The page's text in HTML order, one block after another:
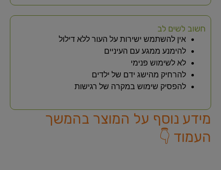
חשוב לשים לב
אין להשתמש ישירות על העור ללא דילול
להימנע ממגע עם העיניים
לא לשימוש פנימי
להרחיק מהישג ידם של ילדים
להפסיק שימוש במקרה של רגישות
מידע נוסף על המוצר בהמשך
העמוד 👇